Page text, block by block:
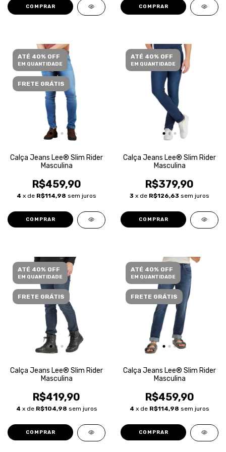
COMPRAR COMPRAR
ATÉ 40% OFF
EM QUANTIDADE
FRETE GRÁTIS
Calça Jeans Lee® Slim Rider
Masculina
R$459,90
4 x de R$114,98 sem juros
COMPRAR
ATÉ 40% OFF
EM QUANTIDADE
Calça Jeans Lee® Slim Rider
Masculina
R$379,90
3 x de R$126,63 sem juros
COMPRAR
ATÉ 40% OFF
EM QUANTIDADE
FRETE GRÁTIS
Calça Jeans Lee® Slim Rider
Masculina
R$419,90
4 x de R$104,98 sem juros
COMPRAR
ATÉ 40% OFF
EM QUANTIDADE
FRETE GRÁTIS
Calça Jeans Lee® Slim Rider
Masculina
R$459,90
4 x de R$114,98 sem juros
COMPRAR